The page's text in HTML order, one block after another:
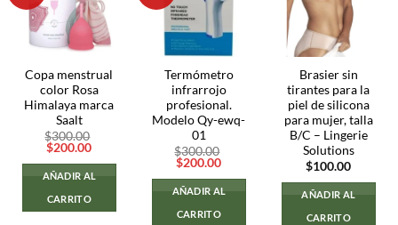
Copa menstrual
color Rosa
Himalaya marca
Saalt
$300.00
El
original
era:
$300.00.
$200.00El
actual
es:
AÑADIR AL
CARRITO
Termómetro
infrarrojo
profesional.
Modelo Qy-ewq-
01
$300.00
El
original
era:
$300.00.
$200.00El
actual
es:
AÑADIR AL
CARRITO
Brasier sin
tirantes para la
piel de silicona
para mujer, talla
B/C – Lingerie
Solutions
$100.00
AÑADIR AL
CARRITO